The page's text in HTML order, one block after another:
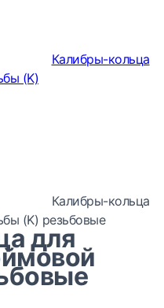
Калибры-кольца
(K)
Калибры-кольца
(K) резьбовые
для